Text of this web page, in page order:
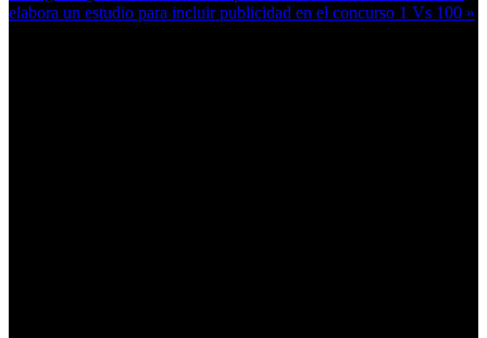
elabora un estudio para incluir publicidad en el concurso 1 Vs 100 »